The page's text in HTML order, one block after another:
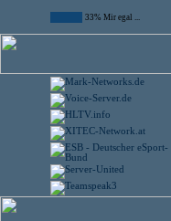
33% Mir egal ...